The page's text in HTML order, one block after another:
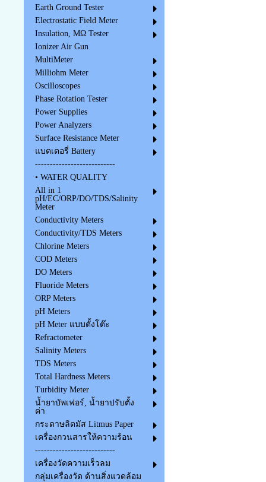
Earth Ground Tester
Electrostatic Field Meter
Insulation, MΩ Tester
Ionizer Air Gun
MultiMeter
Milliohm Meter
Oscilloscopes
Phase Rotation Tester
Power Supplies
Power Analyzers
Surface Resistance Meter
แบตเตอรี่ Battery
---------------------------
• WATER QUALITY
All in 1
pH/EC/ORP/DO/TDS/Salinity
Meter
Conductivity Meters
Conductivity/TDS Meters
Chlorine Meters
COD Meters
DO Meters
Fluoride Meters
ORP Meters
pH Meters
pH Meter แบบตั้งโต๊ะ
Refractometer
Salinity Meters
TDS Meters
Total Hardness Meters
Turbidity Meter
น้ำยาบัพเฟอร์, น้ำยาปรับตั้ง
ค่า
กระดาษลิตมัส Litmus Paper
เครื่องกวนสารให้ความร้อน
---------------------------
เครื่องวัดความเร็วลม
กลุ่มเครื่องวัด ด้านสิ่งแวดล้อม